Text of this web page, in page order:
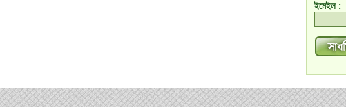
ইমেইল :